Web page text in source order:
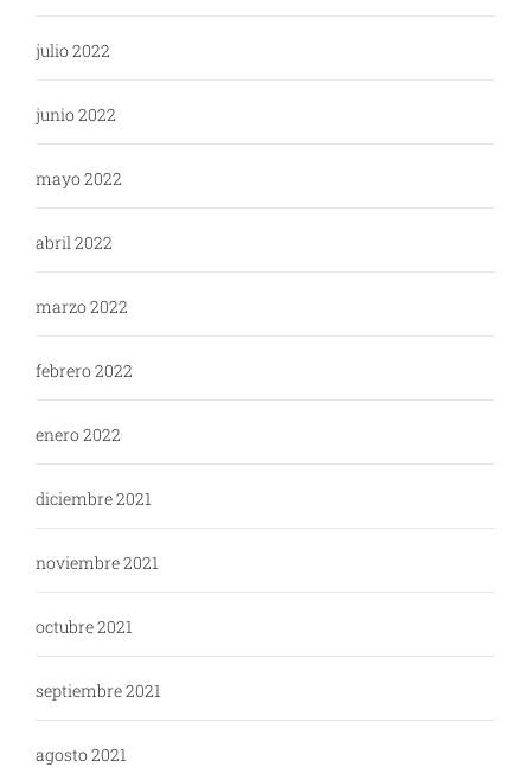
julio 2022
junio 2022
mayo 2022
abril 2022
marzo 2022
febrero 2022
enero 2022
diciembre 2021
noviembre 2021
octubre 2021
septiembre 2021
agosto 2021